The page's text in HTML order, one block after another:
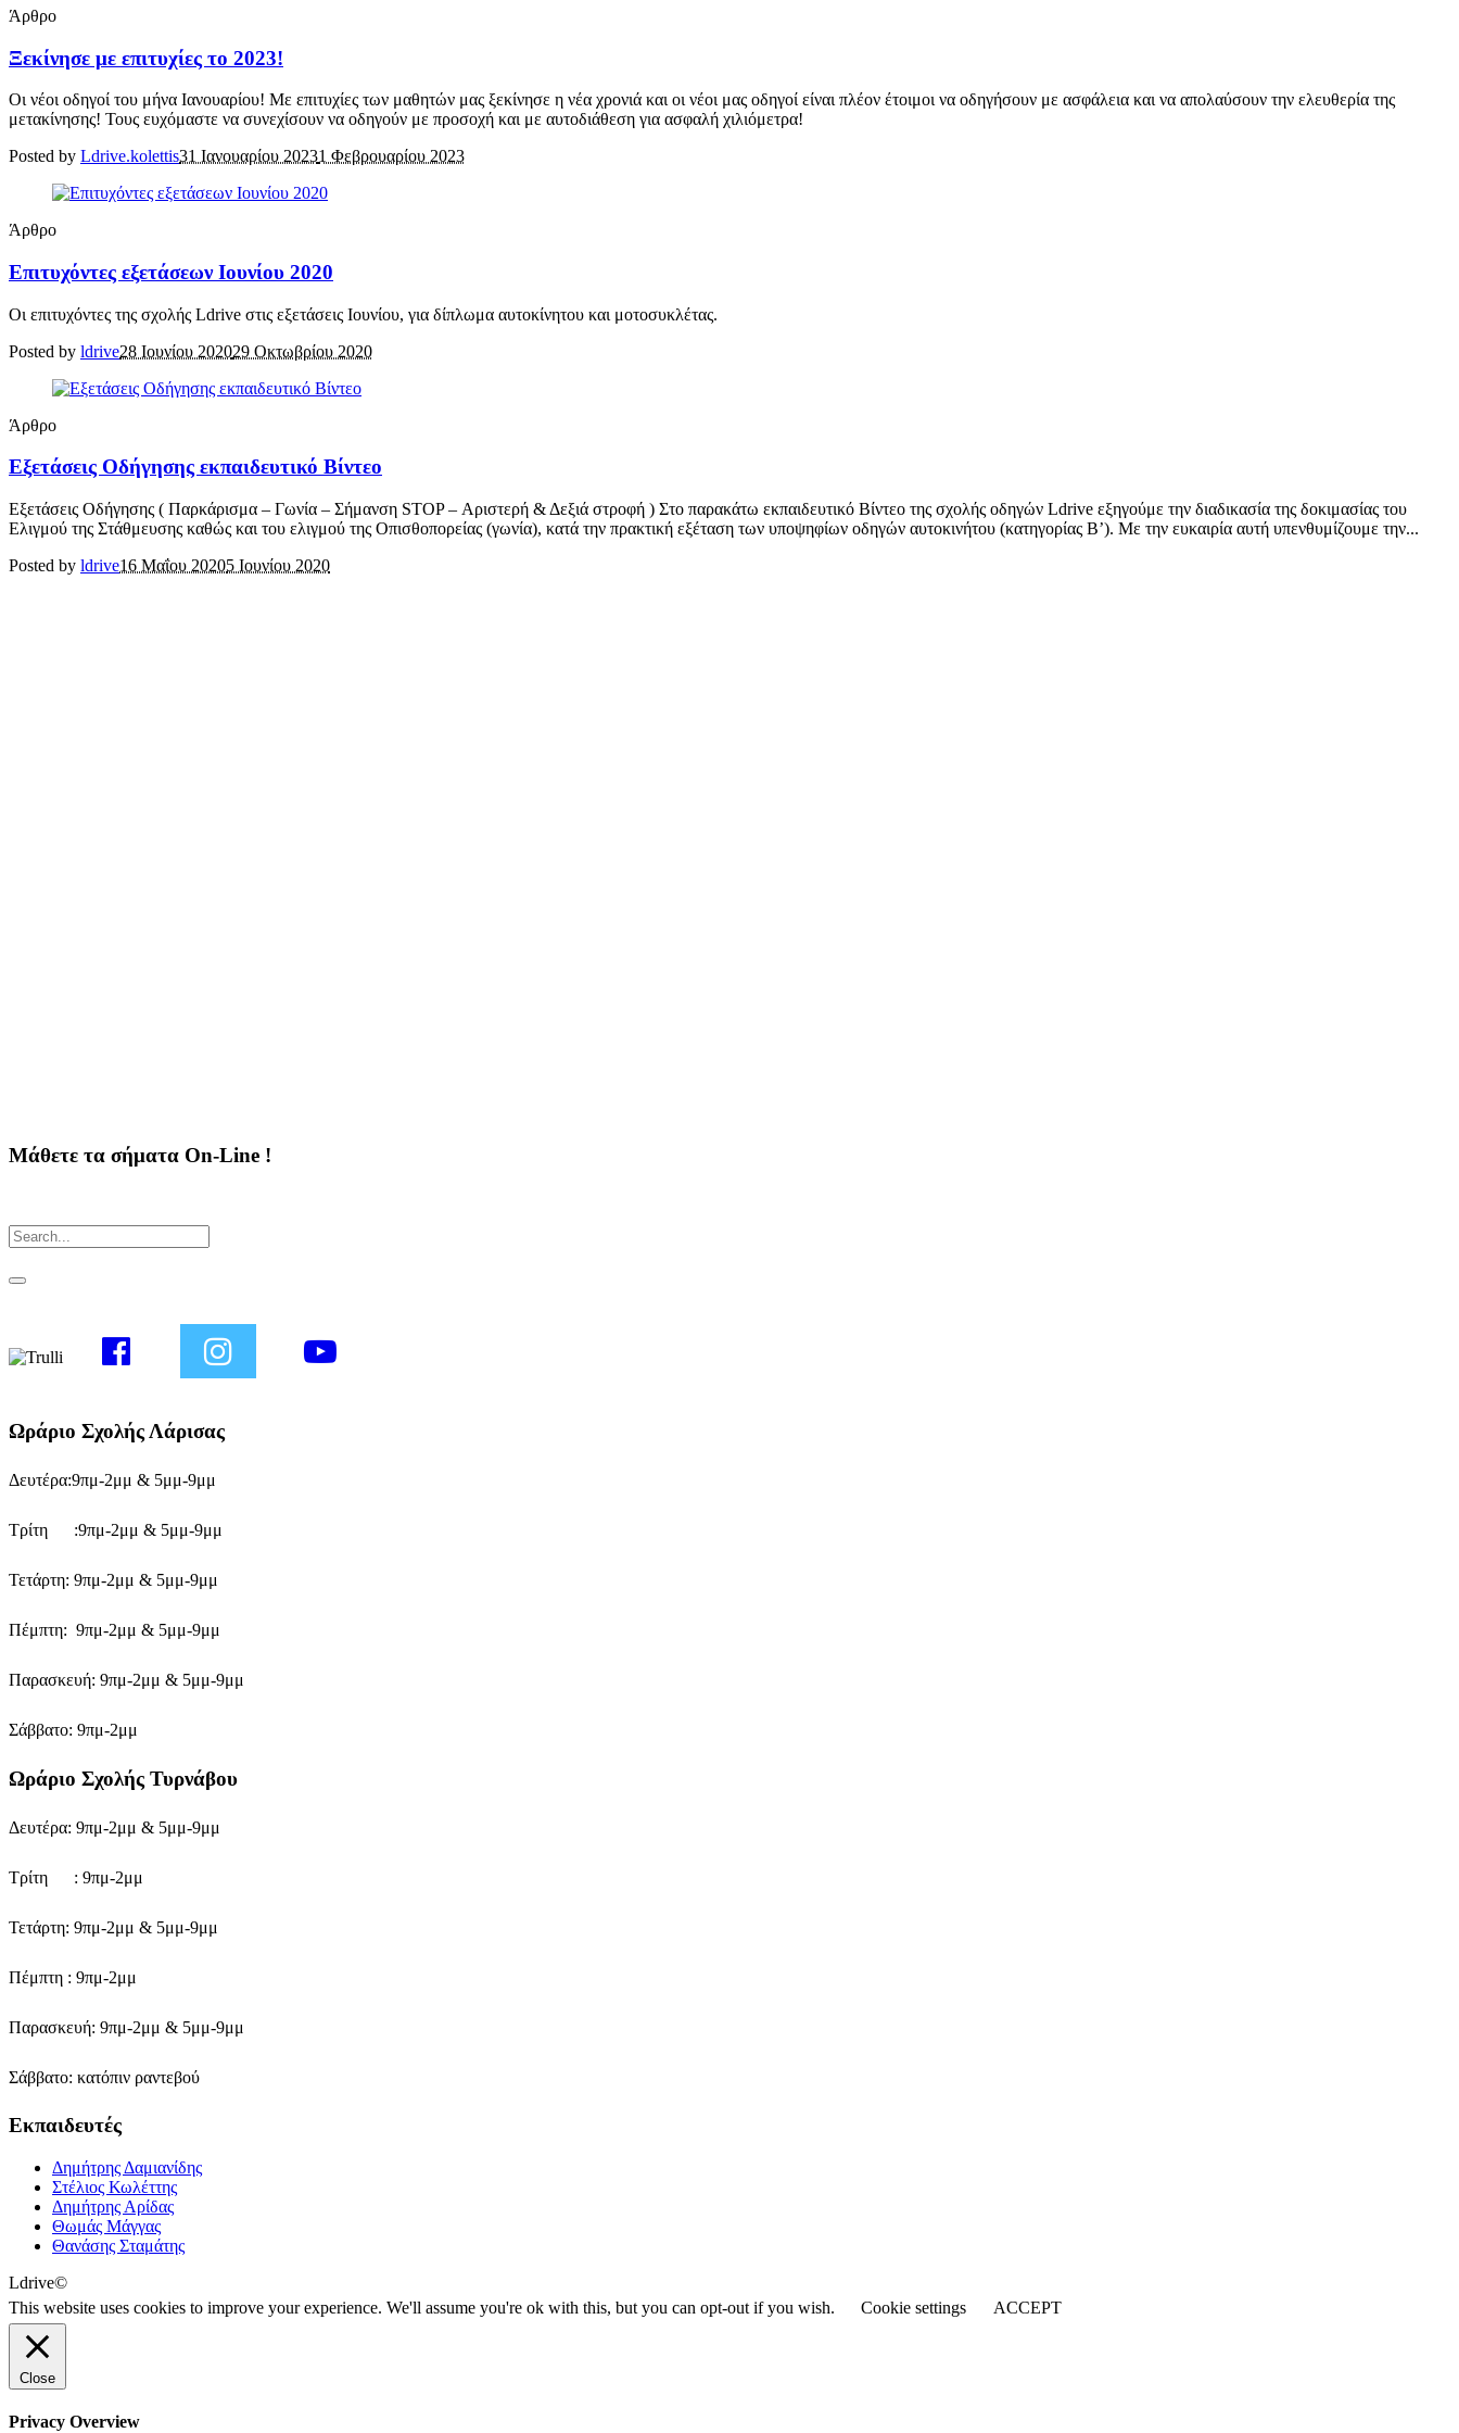
Άρθρο
Ξεκίνησε με επιτυχίες το 2023!
Οι νέοι οδηγοί του μήνα Ιανουαρίου! Με επιτυχίες των μαθητών μας ξεκίνησε η νέα χρονιά και οι νέοι μας οδηγοί είναι πλέον έτοιμοι να οδηγήσουν με ασφάλεια και να απολαύσουν την ελευθερία της
μετακίνησης! Τους ευχόμαστε να συνεχίσουν να οδηγούν με προσοχή και με αυτοδιάθεση για ασφαλή χιλιόμετρα!
Posted by Ldrive.kolettis31 Ιανουαρίου 20231 Φεβρουαρίου 2023
Άρθρο
Επιτυχόντες εξετάσεων Ιουνίου 2020
Οι επιτυχόντες της σχολής Ldrive στις εξετάσεις Ιουνίου, για δίπλωμα αυτοκίνητου και μοτοσυκλέτας.
Posted by ldrive28 Ιουνίου 202029 Οκτωβρίου 2020
Άρθρο
Εξετάσεις Οδήγησης εκπαιδευτικό Βίντεο
Εξετάσεις Οδήγησης ( Παρκάρισμα – Γωνία – Σήμανση STOP – Αριστερή & Δεξιά στροφή ) Στο παρακάτω εκπαιδευτικό Βίντεο της σχολής οδηγών Ldrive εξηγούμε την διαδικασία της δοκιμασίας του
Ελιγμού της Στάθμευσης καθώς και του ελιγμού της Οπισθοπορείας (γωνία), κατά την πρακτική εξέταση των υποψηφίων οδηγών αυτοκινήτου (κατηγορίας Β’). Με την ευκαιρία αυτή υπενθυμίζουμε την...
Posted by ldrive16 Μαΐου 20205 Ιουνίου 2020
Μάθετε τα σήματα On-Line !
Ωράριο Σχολής Λάρισας
Δευτέρα:9πμ-2μμ & 5μμ-9μμ
Τρίτη :9πμ-2μμ & 5μμ-9μμ
Τετάρτη: 9πμ-2μμ & 5μμ-9μμ
Πέμπτη: 9πμ-2μμ & 5μμ-9μμ
Παρασκευή: 9πμ-2μμ & 5μμ-9μμ
Σάββατο: 9πμ-2μμ
Ωράριο Σχολής Τυρνάβου
Δευτέρα: 9πμ-2μμ & 5μμ-9μμ
Τρίτη : 9πμ-2μμ
Τετάρτη: 9πμ-2μμ & 5μμ-9μμ
Πέμπτη : 9πμ-2μμ
Παρασκευή: 9πμ-2μμ & 5μμ-9μμ
Σάββατο: κατόπιν ραντεβού
Εκπαιδευτές
Δημήτρης Δαμιανίδης
Στέλιος Κωλέττης
Δημήτρης Αρίδας
Θωμάς Μάγγας
Θανάσης Σταμάτης
Ldrive©
This website uses cookies to improve your experience. We'll assume you're ok with this, but you can opt-out if you wish.
Cookie settings ACCEPT
Close
Privacy Overview